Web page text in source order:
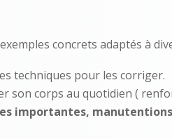
concrets adaptés à
techniques pour les corriger.
son corps au quotidien (
importantes,